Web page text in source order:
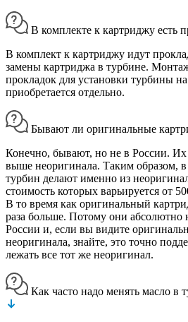
В комплекте к картриджу есть
В комплект к картриджу идут
замены картриджа в турбине.
прокладок для установки турбины
приобретается отдельно.
Бывают ли оригинальные
Конечно, бывают, но не в России. Их
выше неоригинала. Таким образом,
турбин делают именно из
стоимость которых варьируется от
В то время как оригинальный
раза больше. Потому они абсолютно
России и, если вы видите
неоригинала, знайте, это точно
лежать все тот же неоригинал.
Как часто надо менять масло в